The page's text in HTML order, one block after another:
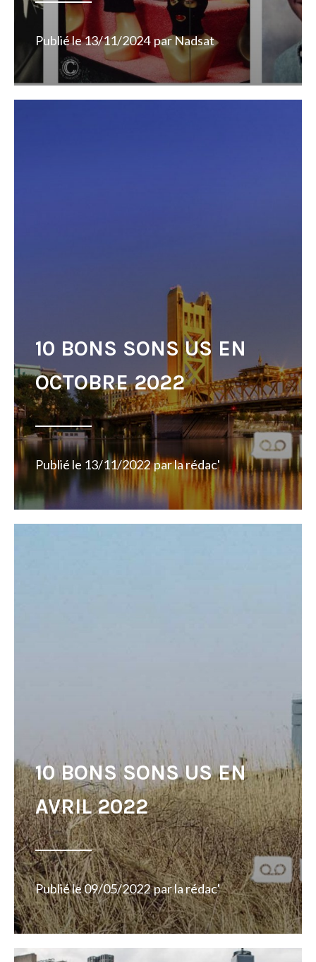
Publié le13/11/2024 parNadsat
10 BONS SONS US EN
OCTOBRE 2022
Publié le 13/11/2022 parla rédac'
10 BONS SONS US EN
AVRIL 2022
Publié le09/05/2022 parla rédac'